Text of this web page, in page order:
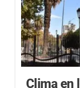
Clima en